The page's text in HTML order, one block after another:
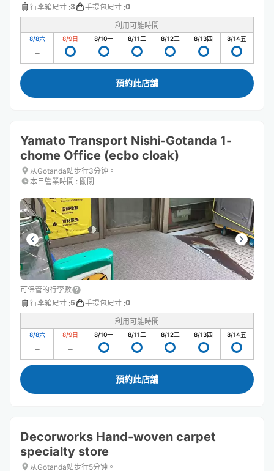
行李箱尺寸 :3 手提包尺寸 :0
利用可能時間
8/8六 8/9日 8/10一 8/11二 8/12三 8/13四 8/14五
預約此店舖
Yamato Transport Nishi-Gotanda 1-
chome Office (ecbo cloak)
从Gotanda站步行3分钟。
本日營業時間 : 關閉
可保管的行李數
行李箱尺寸 :5 手提包尺寸 :0
利用可能時間
8/8六 8/9日 8/10一 8/11二 8/12三 8/13四 8/14五
預約此店舖
Decorworks Hand-woven carpet
specialty store
从Gotanda站步行5分钟。